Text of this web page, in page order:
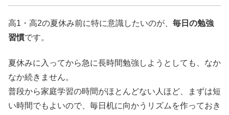
高1・高2の夏休み前に特に意識したいのが、 毎日の勉強
習慣です。
夏休みに入ってから急に長時間勉強しようとしても、なか
なか続きません。
普段から家庭学習の時間がほとんどない人ほど、まずは短
い時間でもよいので、毎日机に向かうリズムを作っておき